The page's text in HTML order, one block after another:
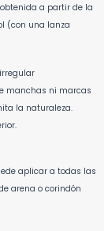
a partir de la
(con una lanza
manchas ni marcas
la naturaleza.
aplicar a todas las
arena o corindón